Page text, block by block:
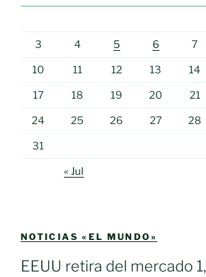
3 4 5 6 7
10 11 12 13 14
17 18 19 20 21
24 25 26 27 28
31
« Jul
NOTICIAS «EL MUNDO»
EEUU retira del mercado